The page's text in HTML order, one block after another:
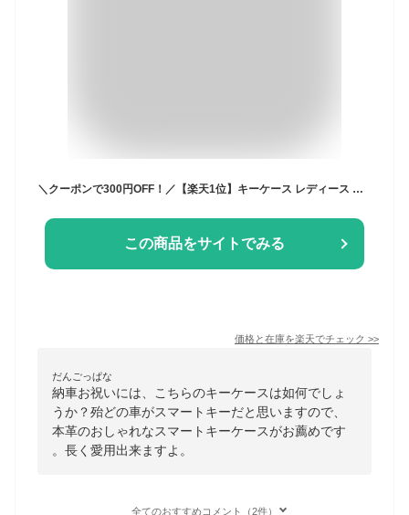
＼クーポンで300円OFF！／【楽天1位】キーケース レディース スマートキーケース L字 ファスナー 車 スマートキー キーリング カラビナ キーホルダー 小さい コンパクト ミニ 人気 本革 牛革 レザー 革 かわいい 可愛い おしゃれ お洒落 ギフト プレゼント ラシエム
この商品をサイトでみる
価格と在庫を楽天でチェック >>
だんごっぱな
納車お祝いには、こちらのキーケースは如何でしょ
うか？殆どの車がスマートキーだと思いますので、
本革のおしゃれなスマートキーケースがお薦めです
。長く愛用出来ますよ。
全てのおすすめコメント（2件）